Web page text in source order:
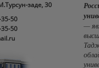
заде, 30
50
50
—